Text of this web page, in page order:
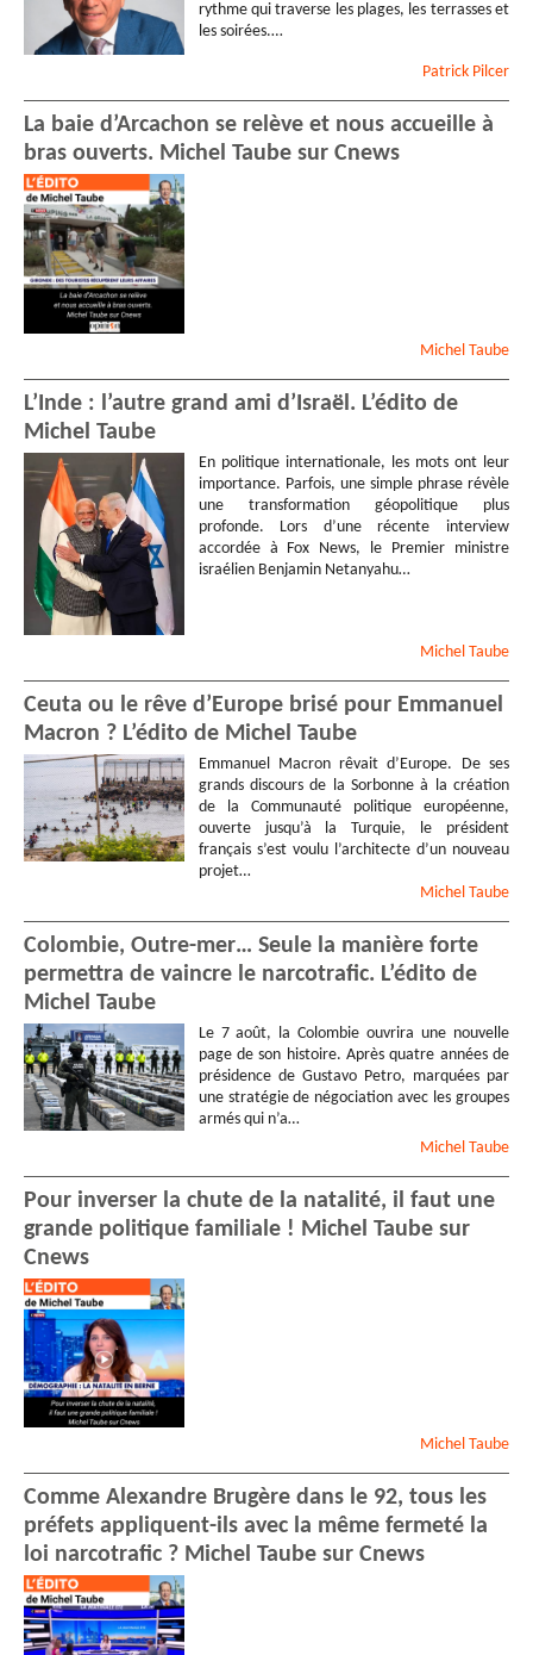
rythme qui traverse les plages, les terrasses et
les soirées.…
Patrick Pilcer
La baie d’Arcachon se relève et nous accueille à
bras ouverts. Michel Taube sur Cnews
Michel Taube
L’Inde : l’autre grand ami d’Israël. L’édito de
Michel Taube
En politique internationale, les mots ont leur
importance. Parfois, une simple phrase révèle
une transformation géopolitique plus
profonde. Lors d’une récente interview
accordée à Fox News, le Premier ministre
israélien Benjamin Netanyahu…
Michel Taube
Ceuta ou le rêve d’Europe brisé pour Emmanuel
Macron ? L’édito de Michel Taube
Emmanuel Macron rêvait d’Europe. De ses
grands discours de la Sorbonne à la création
de la Communauté politique européenne,
ouverte jusqu’à la Turquie, le président
français s’est voulu l’architecte d’un nouveau
projet…
Michel Taube
Colombie, Outre-mer… Seule la manière forte
permettra de vaincre le narcotrafic. L’édito de
Michel Taube
Le 7 août, la Colombie ouvrira une nouvelle
page de son histoire. Après quatre années de
présidence de Gustavo Petro, marquées par
une stratégie de négociation avec les groupes
armés qui n’a…
Michel Taube
Pour inverser la chute de la natalité, il faut une
grande politique familiale ! Michel Taube sur
Cnews
Michel Taube
Comme Alexandre Brugère dans le 92, tous les
préfets appliquent-ils avec la même fermeté la
loi narcotrafic ? Michel Taube sur Cnews